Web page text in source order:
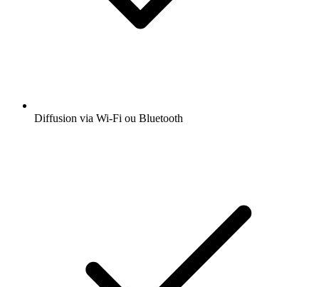
Diffusion via Wi-Fi ou Bluetooth